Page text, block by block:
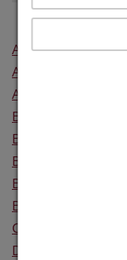
Ahrweiler
Altenkirchen
Alzey-Worms
Bad Dürkheim
Bad Kreuznach
Bernkastel-Wittlich
Birkenfeld
Bitburg-Prüm
Cochem-Zell
Donnersbergkreis